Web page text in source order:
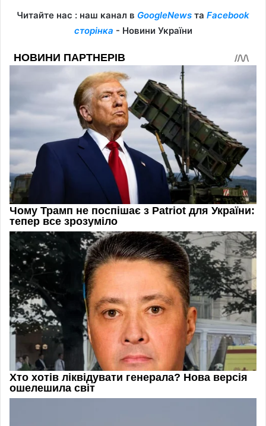
Читайте нас : наш канал в GoogleNews та Facebook
сторінка - Новини України